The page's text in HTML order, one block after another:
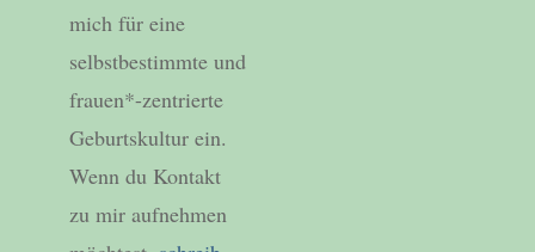
mich für eine
selbstbestimmte und
frauen*-zentrierte
Geburtskultur ein.
Wenn du Kontakt
zu mir aufnehmen